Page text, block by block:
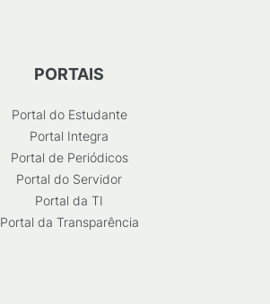
PORTAIS
Portal do Estudante
Portal Integra
Portal de Periódicos
Portal do Servidor
Portal da TI
Portal da Transparência